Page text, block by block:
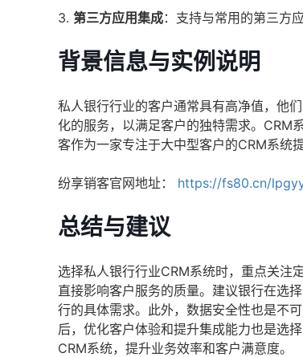
3. 第三方应用集成：支持与常用的第三方
背景信息与实例说明
私人银行行业的客户通常具有高净值，他
化的服务，以满足客户的独特需求。CRM
客作为一家专注于大中型客户的CRM系统
纷享销客官网地址： https://fs80.cn/
总结与建议
选择私人银行行业CRM系统时，重点关注
直接影响客户服务的质量。建议银行在选
行的具体需求。此外，数据安全性也是不
后，优化客户体验和提升集成能力也是选
CRM系统，提升业务效率和客户满意度。